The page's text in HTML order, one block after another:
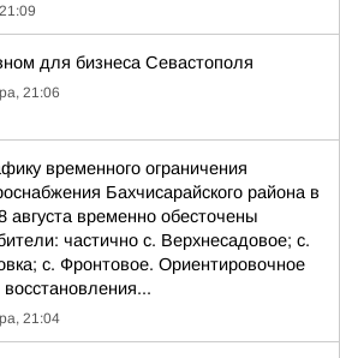
для бизнеса Севастополя
21:06
временного ограничения
Бахчисарайского района в
августа временно обесточены
частично с. Верхнесадовое; с.
с. Фронтовое. Ориентировочное
21:04